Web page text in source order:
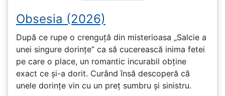
Obsesia (2026)
După ce rupe o crenguță din misterioasa „Salcie a
unei singure dorințe” ca să cucerească inima fetei
pe care o place, un romantic incurabil obține
exact ce și-a dorit. Curând însă descoperă că
unele dorințe vin cu un preț sumbru și sinistru.